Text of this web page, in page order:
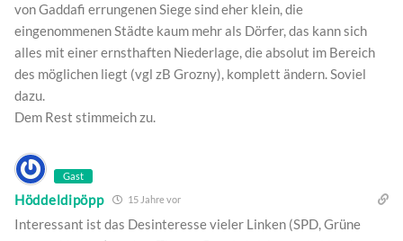
von Gaddafi errungenen Siege sind eher klein, die
eingenommenen Städte kaum mehr als Dörfer, das kann sich
alles mit einer ernsthaften Niederlage, die absolut im Bereich
des möglichen liegt (vgl zB Grozny), komplett ändern. Soviel
dazu.
Dem Rest stimmeich zu.
Gast
Höddeldipöpp 15 Jahre vor
Interessant ist das Desinteresse vieler Linken (SPD, Grüne